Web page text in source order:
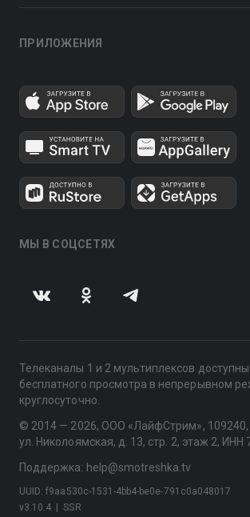
ПРИЛОЖЕНИЯ
МЫ В СОЦСЕТЯХ
Телеканалы 1 и 2 мультиплексов
бесплатного просмотра в непрерывном
круглосуточно.
© 2014 — 2026, ООО «ЛайфСтрим», 109240,
ул. Николоямская, д. 13, стр. 2, этаж 2, ИНН
Поддержка: help@smotreshka.tv
v3.10.4 SSR
UUID: f9aa530c-1531-4bb4-be0e-791c0a048017